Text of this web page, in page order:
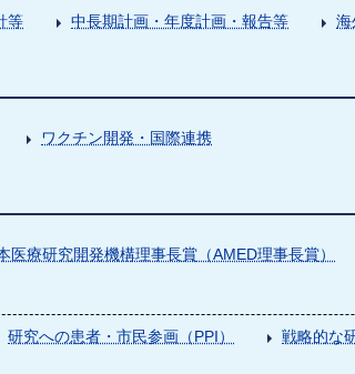
等 中長期計画・年度計画・報告等 海
ワクチン開発・国際連携
医療研究開発機構理事長賞（AMED理事長賞）
研究への患者・市民参画（PPI） 戦略的な